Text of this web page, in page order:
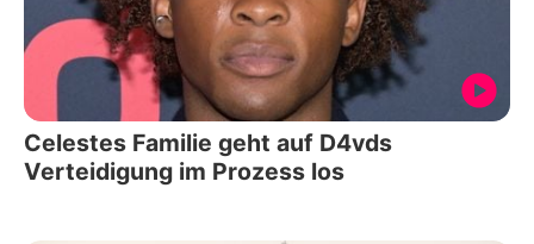
Celestes Familie geht auf D4vds
Verteidigung im Prozess los